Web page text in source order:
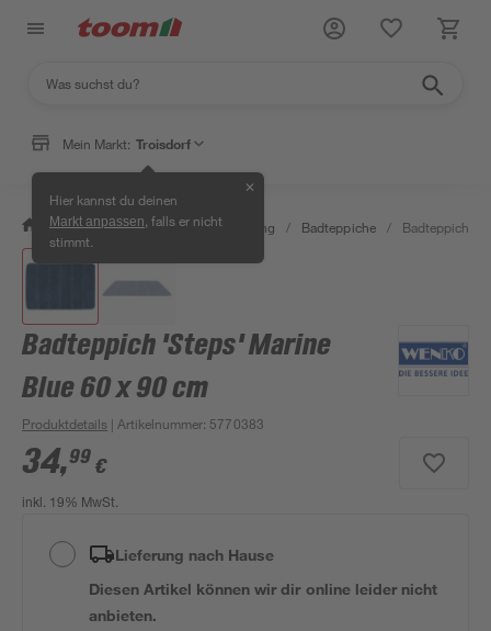
Mein Markt: Troisdorf
Hier kannst du deinen
Markt anpassen , falls er nicht
stimmt.
✕
/ Bad & Sanitär / Bad-Ausstattung / Badteppiche / Badteppich
Badteppich 'Steps' Marine
Blue 60 x 90 cm
Produktdetails | Artikelnummer: 5770383
34,99 €
inkl. 19% MwSt.
Lieferung nach Hause
Diesen Artikel können wir dir online leider nicht
anbieten.